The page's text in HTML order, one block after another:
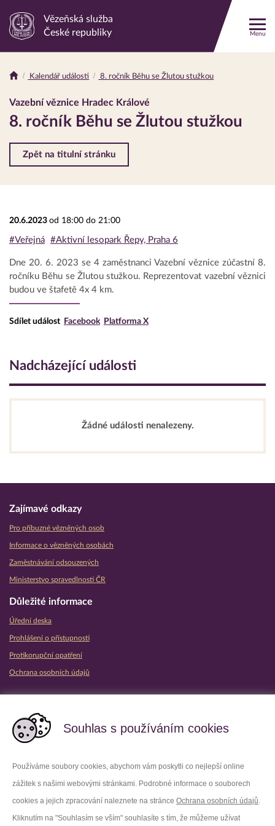
Souhlas s používáním cookies
Používáme soubory cookies, abychom vám poskytli co nejlepší online
zážitek s našimi webovými stránkami. Podrobné informace o souborech
cookies a jejich zpracování naleznete na stránce Ochrana osobních údajů.
Kliknutím na "Souhlasím se vším" souhlasíte s tím, že můžeme užívat
Odkaz
stránku
Vězeňská služba
České republiky
Menu
Drobečková
navigace
Kalendář události 8. ročník Běhu se Žlutou stužkou
Vazební věznice Hradec Králové
8. ročník Běhu se Žlutou stužkou
Zpět na titulní stránku
20.6.2023 od 18:00 do 21:00
#Veřejná #Aktivní lesopark Řepy, Praha 6
Dne 20. 6. 2023 se 4 zaměstnanci Vazební věznice zúčastní 8.
ročníku Běhu se Žlutou stužkou. Reprezentovat vazební věznici
budou ve štafetě 4x 4 km.
Sdílet událost Facebook Platforma X
Nadcházející události
Žádné události nenalezeny.
Zajímavé odkazy
Pro příbuzné vězněných osob
Informace o vězněných osobách
Zaměstnávání odsouzených
Ministerstvo spravedlnosti ČR
Důležité informace
Úřední deska
Prohlášení o přístupnosti
Protikorupční opatření
Ochrana osobních údajů
Facebook Youtube